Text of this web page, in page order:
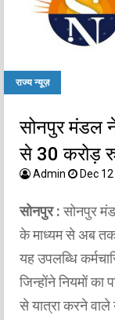
राज्य न्यूज़
सोनपुर मंडल ने
से 30 करोड़
Admin Dec
सोनपुर :सोनपुर
के माध्यम से अब तक
यह उपलब्धि
जिन्होंने नियमों
से यात्रा करने वाले